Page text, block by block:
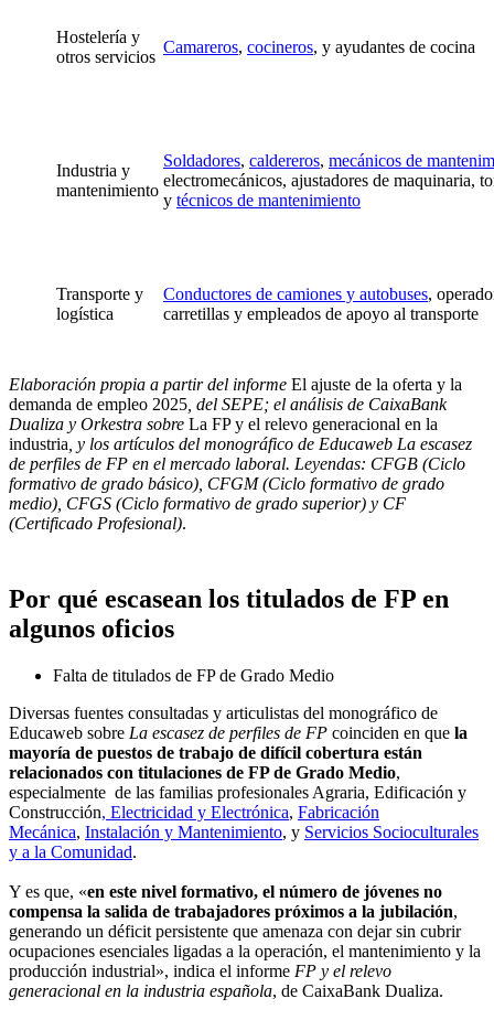
Hostelería y
otros servicios
Camareros, cocineros, y ayudantes de cocina
Industria y
mantenimiento
Soldadores, caldereros, mecánicos de
electromecánicos, ajustadores de maquinaria,
y técnicos de mantenimiento
Transporte y
logística
Conductores de camiones y autobuses,
carretillas y empleados de apoyo al transporte
Elaboración propia a partir del informe El ajuste de la oferta y la
demanda de empleo 2025 , del SEPE; el análisis de CaixaBank
Dualiza y Orkestra sobre La FP y el relevo generacional en la
industria , y los artículos del monográfico de Educaweb La escasez
de perfiles de FP en el mercado laboral. Leyendas: CFGB (Ciclo
formativo de grado básico), CFGM (Ciclo formativo de grado
medio), CFGS (Ciclo formativo de grado superior) y CF
(Certificado Profesional).
Por qué escasean los titulados de FP en
algunos oficios
Falta de titulados de FP de Grado Medio
Diversas fuentes consultadas y articulistas del monográfico de
Educaweb sobre La escasez de perfiles de FP coinciden en que la
mayoría de puestos de trabajo de difícil cobertura están
relacionados con titulaciones de FP de Grado Medio,
especialmente de las familias profesionales Agraria, Edificación y
Construcción, Electricidad y Electrónica, Fabricación
Mecánica, Instalación y Mantenimiento, y Servicios Socioculturales
y a la Comunidad.
Y es que, «en este nivel formativo, el número de jóvenes no
compensa la salida de trabajadores próximos a la jubilación,
generando un déficit persistente que amenaza con dejar sin cubrir
ocupaciones esenciales ligadas a la operación, el mantenimiento y la
producción industrial», indica el informe FP y el relevo
generacional en la industria española, de CaixaBank Dualiza.